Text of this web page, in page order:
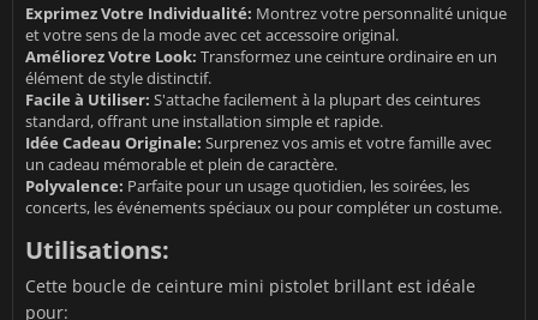
Exprimez Votre Individualité: Montrez votre personnalité unique
et votre sens de la mode avec cet accessoire original.
Améliorez Votre Look: Transformez une ceinture ordinaire en un
élément de style distinctif.
Facile à Utiliser: S'attache facilement à la plupart des ceintures
standard, offrant une installation simple et rapide.
Idée Cadeau Originale: Surprenez vos amis et votre famille avec
un cadeau mémorable et plein de caractère.
Polyvalence: Parfaite pour un usage quotidien, les soirées, les
concerts, les événements spéciaux ou pour compléter un costume.
Utilisations:
Cette boucle de ceinture mini pistolet brillant est idéale
pour: